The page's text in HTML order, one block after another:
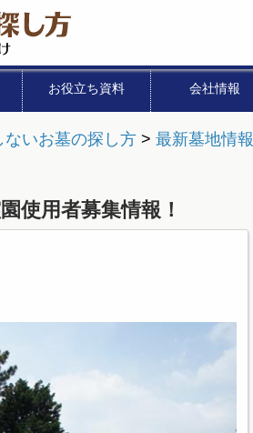
お役立ち資料 会社情報
ないお墓の探し方 > 最新墓地情報
使用者募集情報！